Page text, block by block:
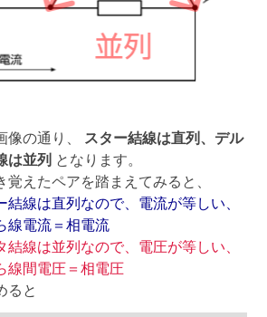
像の通り、
スター結線は直列、デル
は並列 となります。
覚えたペアを踏まえてみると、
結線は直列なので、電流が等しい、
線電流＝相電流
結線は並列なので、電圧が等しい、
線間電圧＝相電圧
ると